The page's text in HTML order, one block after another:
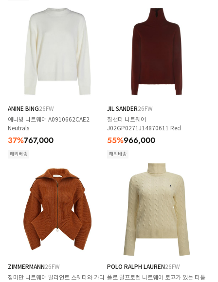
ANINE BING26FW
애니빙 니트웨어 A0910662CAE2
Neutrals
37%767,000
해외배송
JIL SANDER26FW
질샌더 니트웨어
J02GP0271J14870611 Red
55%966,000
해외배송
ZIMMERMANN26FW
짐머만 니트웨어 발리언트 스웨터와 가디
POLO RALPH LAUREN26FW
폴로 랄프로렌 니트웨어 로고가 있는 터틀